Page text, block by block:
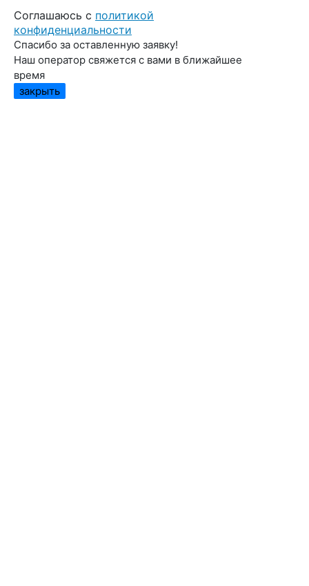
Cоглашаюсь с политикой
конфиденциальности
Спасибо за оставленную заявку!
Наш оператор свяжется с вами в ближайшее
время
закрыть